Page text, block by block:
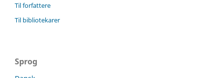
Til forfattere
Til bibliotekarer
Sprog